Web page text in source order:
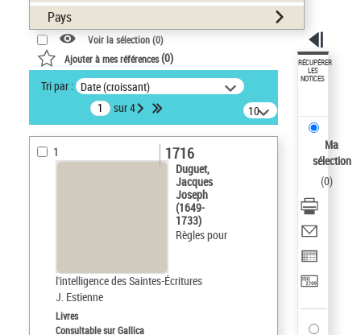
Pays
Voir la sélection (0)
Ajouter à mes références(0)
Tri par : Date (croissant)
sur 4
10
résultats/page
1
Duguet,
Jacques
Joseph
(1649-
1733)
Règles pour
l'intelligence des Saintes-Écritures
J. Estienne
1716
Livres
Consultable sur Gallica
RÉCUPÉRER
LES
NOTICES
Ma
sélection
(0)